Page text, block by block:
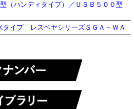
（ハンディタイプ）／ＵＳＢ５００型
タイプ レスベヤシリーズＳＧＡ－ＷＡ